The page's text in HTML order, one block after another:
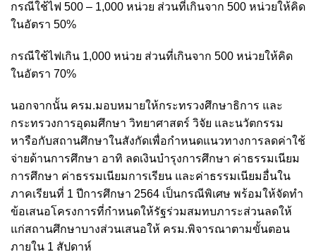
กรณีใช้ไฟ 500 – 1,000 หน่วย ส่วนที่เกินจาก 500 หน่วยให้คิด
ในอัตรา 50%
กรณีใช้ไฟเกิน 1,000 หน่วย ส่วนที่เกินจาก 500 หน่วยให้คิด
ในอัตรา 70%
นอกจากนั้น ครม.มอบหมายให้กระทรวงศึกษาธิการ และ
กระทรวงการอุดมศึกษา วิทยาศาสตร์ วิจัย และนวัตกรรม
หารือกับสถานศึกษาในสังกัดเพื่อกำหนดแนวทางการลดค่าใช้
จ่ายด้านการศึกษา อาทิ ลดเงินบำรุงการศึกษา ค่าธรรมเนียม
การศึกษา ค่าธรรมเนียมการเรียน และค่าธรรมเนียมอื่นใน
ภาคเรียนที่ 1 ปีการศึกษา 2564 เป็นกรณีพิเศษ พร้อมให้จัดทำ
ข้อเสนอโครงการที่กำหนดให้รัฐร่วมสมทบภาระส่วนลดให้
แก่สถานศึกษาบางส่วนเสนอให้ ครม.พิจารณาตามขั้นตอน
ภายใน 1 สัปดาห์